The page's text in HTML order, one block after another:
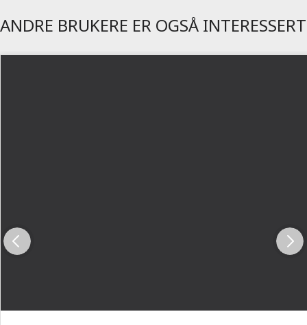
ANDRE BRUKERE ER OGSÅ INTERESSERT